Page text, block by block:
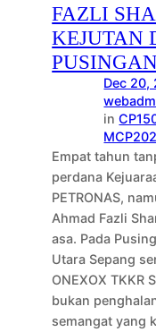
FAZLI
KEJUTAN
Dec 20,
in
Empat tahun
perdana
PETRONAS,
Ahmad Fazli
asa. Pada
Utara Sepang
ONEXOX TKKR
bukan
semangat yang